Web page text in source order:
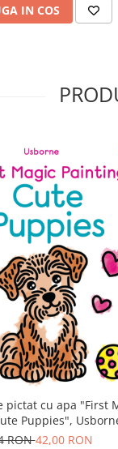
IN COS
pictat cu apa "First
Puppies",
RON42,00 RON